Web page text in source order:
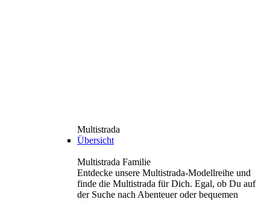
Multistrada
Übersicht
Multistrada Familie
Entdecke unsere Multistrada-Modellreihe und
finde die Multistrada für Dich. Egal, ob Du auf
der Suche nach Abenteuer oder bequemen